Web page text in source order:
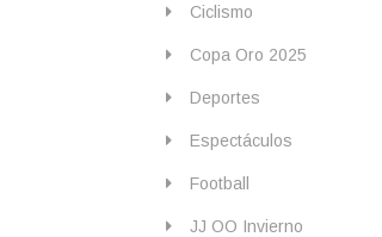
Ciclismo
Copa Oro 2025
Deportes
Espectáculos
Football
JJ OO Invierno